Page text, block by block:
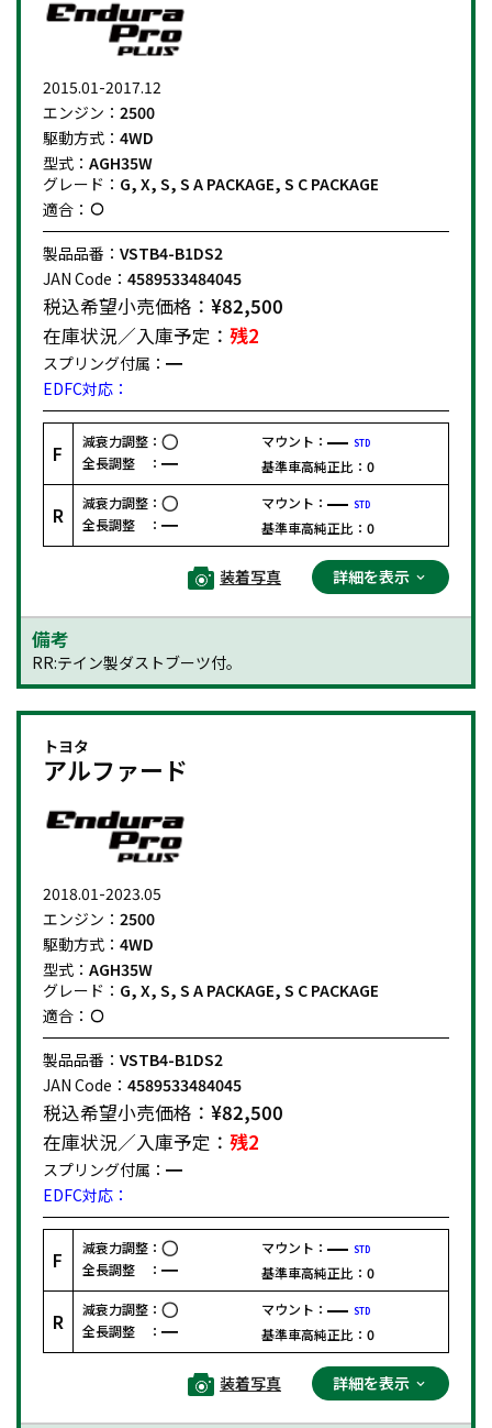
2015.01-2017.12
エンジン： 2500
駆動方式： 4WD
型式： AGH35W
グレード： G, X, S, S A PACKAGE, S C PACKAGE
適合：
製品品番： VSTB4-B1DS2
JAN Code： 4589533484045
税込希望小売価格： ¥82,500
在庫状況／入庫予定： 残2
スプリング付属：
EDFC対応：
F
減衰力調整：
全長調整 ：
マウント： STD
基準車高純正比： 0
R
減衰力調整：
全長調整 ：
マウント： STD
基準車高純正比： 0
装着写真 詳細を表示
備考
RR:テイン製ダストブーツ付。
トヨタ
アルファード
2018.01-2023.05
エンジン： 2500
駆動方式： 4WD
型式： AGH35W
グレード： G, X, S, S A PACKAGE, S C PACKAGE
適合：
製品品番： VSTB4-B1DS2
JAN Code： 4589533484045
税込希望小売価格： ¥82,500
在庫状況／入庫予定： 残2
スプリング付属：
EDFC対応：
F
減衰力調整：
全長調整 ：
マウント： STD
基準車高純正比： 0
R
減衰力調整：
全長調整 ：
マウント： STD
基準車高純正比： 0
装着写真 詳細を表示